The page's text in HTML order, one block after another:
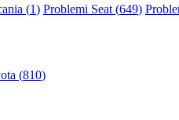
(1) Problemi Seat (649)
(810)